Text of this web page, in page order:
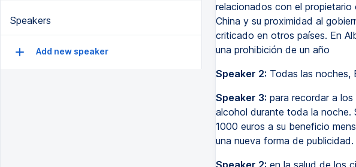
Speakers
Add new speaker
relacionados con el
China y su proximidad al
criticado en otros países. En
una prohibición de un año
Speaker 2: Todas las noches,
Speaker 3: para recordar a
alcohol durante toda la noche.
1000 euros a su beneficio
una nueva forma de
Speaker 2: en la salud de los